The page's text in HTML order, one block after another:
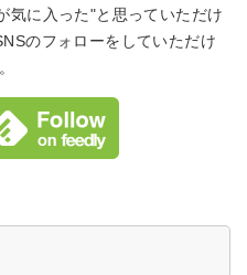
気に入った"と思っていただけ
のフォローをしていただけ